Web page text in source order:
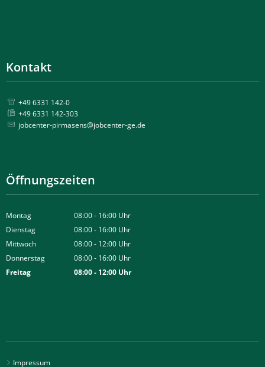
Kontakt
+49 6331 142-0
+49 6331 142-303
jobcenter-pirmasens@jobcenter-ge.de
Öffnungszeiten
Montag 08:00- 16:00 Uhr
Von 08:00 bis 16:00 Uhr
Dienstag 08:00- 16:00 Uhr
Von 08:00 bis 16:00 Uhr
Mittwoch 08:00- 12:00 Uhr
Von 08:00 bis 12:00 Uhr
Donnerstag 08:00- 16:00 Uhr
Von 08:00 bis 16:00 Uhr
Freitag 08:00- 12:00 Uhr
Impressum